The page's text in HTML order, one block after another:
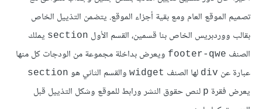
تصميم الموقع العام ومع بقية أجزاء الموقع. يتضمن التذييل الخاص
بقالب ووردبريس الخاص بنا قسمين، القسم الأول section يملك
الصنف footer-qwe ويعرض بداخلة مجموعة من الودجات كل منها
عبارة عن div لها الصنف widget والقسم الثاني هو section
يعرض فقرة p لنص حقوق النشر ورابط للموقع وشكل التذييل قبل